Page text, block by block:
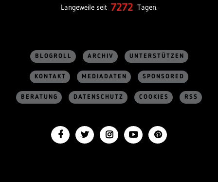
Langeweile seit 7272 Tagen.
BLOGROLL ARCHIV UNTERSTÜTZEN
KONTAKT MEDIADATEN SPONSORED
BERATUNG DATENSCHUTZ COOKIES RSS